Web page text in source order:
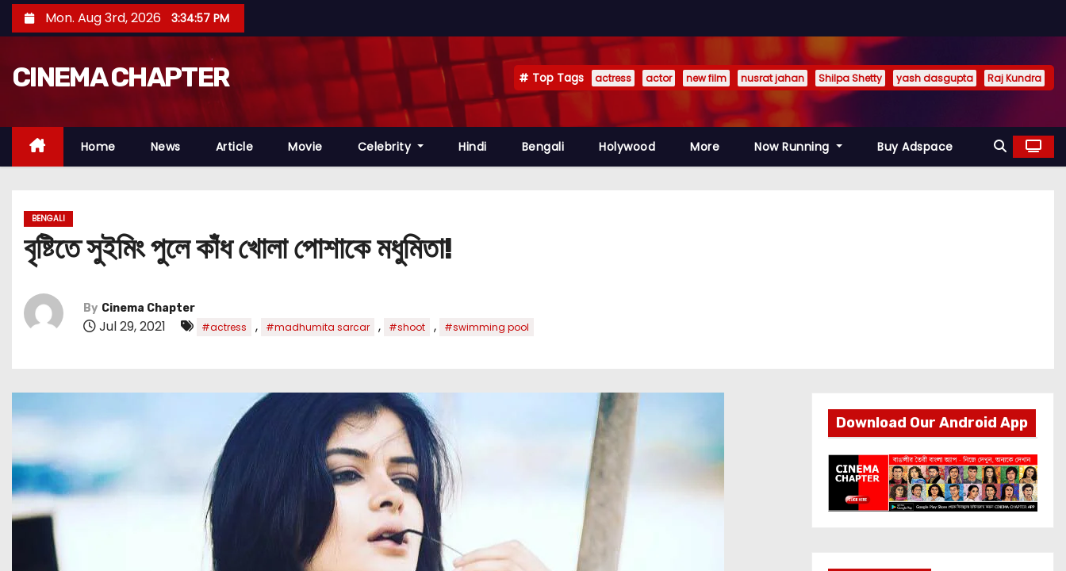
k
o
Mon. Aug 3rd, 2026 3:34:58 PM
CINEMA CHAPTER Top Tags actress actor new film nusrat jahan Shilpa Shetty yash dasgupta Raj Kundra
Home News Article Movie Celebrity Hindi Bengali Holywood More Now Running Buy Adspace
BENGALI
বৃষ্টিতে সুইমিং পুলে কাঁধ খোলা পোশাকে মধুমিতা!
By Cinema Chapter
Jul 29, 2021 #actress , #madhumita sarcar , #shoot , #swimming pool
Download Our Android App